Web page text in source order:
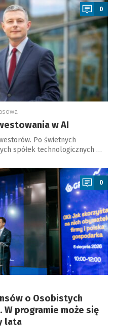
0
w AI
Po świetnych
spółek technologicznych …
0
o Osobistych
programie może się
lata